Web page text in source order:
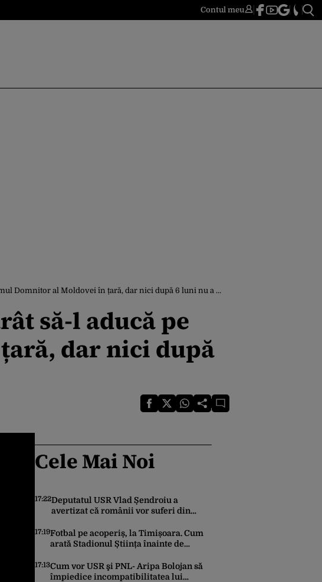
Contul meu
al Moldovei în țară, dar nici după 6 luni nu a fost înmormântat”
să-l aducă pe
dar nici după
Cele Mai Noi
17:22Deputatul USR Vlad Șendroiu a
avertizat că românii vor suferi din
deștepți vor specula și după vor crește
prețurile”
17:19Fotbal pe acoperiș, la Timișoara. Cum
arată Stadionul Știința înainte de
deasupra tribunei
17:13Cum vor USR şi PNL- Aripa Bolojan să
împiedice incompatibilitatea lui